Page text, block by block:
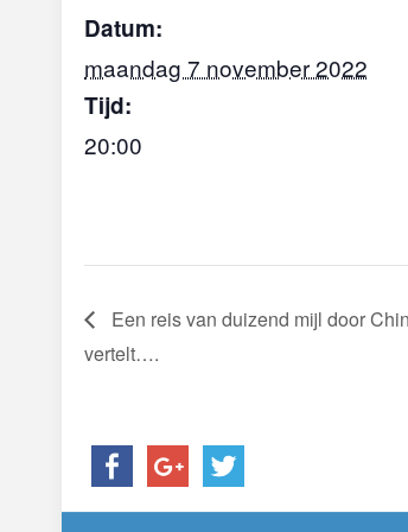
Datum:
maandag 7 november 2022
Tijd:
20:00
Een reis van duizend mijl door
vertelt….